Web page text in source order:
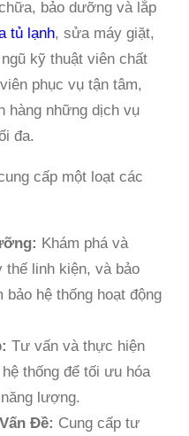
bảo dưỡng và lắp
tủ lạnh, sửa máy giặt,
kỹ thuật viên chất
phục vụ tận tâm,
hàng những dịch vụ
đa.
cấp một loạt các
Khám phá và
thế linh kiện, và bảo
hệ thống hoạt động
Tư vấn và thực hiện
thống để tối ưu hóa
lượng.
Đề: Cung cấp tư